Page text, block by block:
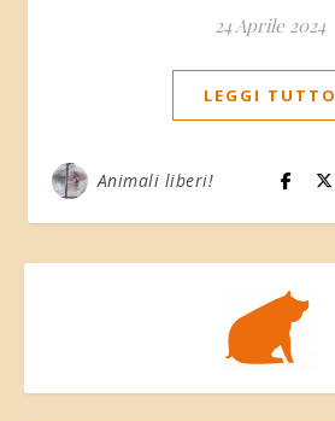
24 Aprile 2024
LEGGI TUTTO
Animali liberi!